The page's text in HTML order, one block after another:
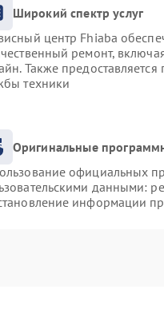
Широкий спектр услуг
центр Fhiaba
ремонт,
Также
техники
Оригинальные
официальных
данными:
информации